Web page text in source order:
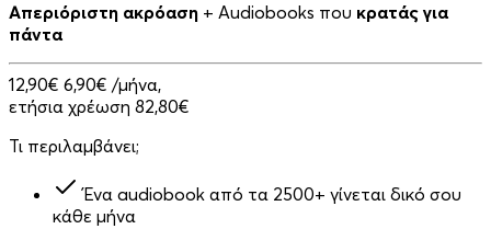
Απεριόριστη ακρόαση + Audiobooks που κρατάς για
πάντα
12,90€ 6,90€ /μήνα,
ετήσια χρέωση 82,80€
Τι περιλαμβάνει;
Ένα audiobook από τα 2500+ γίνεται δικό σου
κάθε μήνα